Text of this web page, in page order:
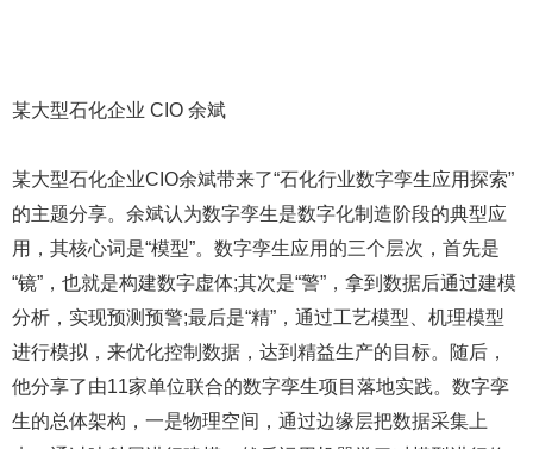
某大型石化企业 CIO 余斌
某大型石化企业CIO余斌带来了“石化行业数字孪生应用探索”
的主题分享。余斌认为数字孪生是数字化制造阶段的典型应
用，其核心词是“模型”。数字孪生应用的三个层次，首先是
“镜”，也就是构建数字虚体;其次是“警”，拿到数据后通过建模
分析，实现预测预警;最后是“精”，通过工艺模型、机理模型
进行模拟，来优化控制数据，达到精益生产的目标。随后，
他分享了由11家单位联合的数字孪生项目落地实践。数字孪
生的总体架构，一是物理空间，通过边缘层把数据采集上